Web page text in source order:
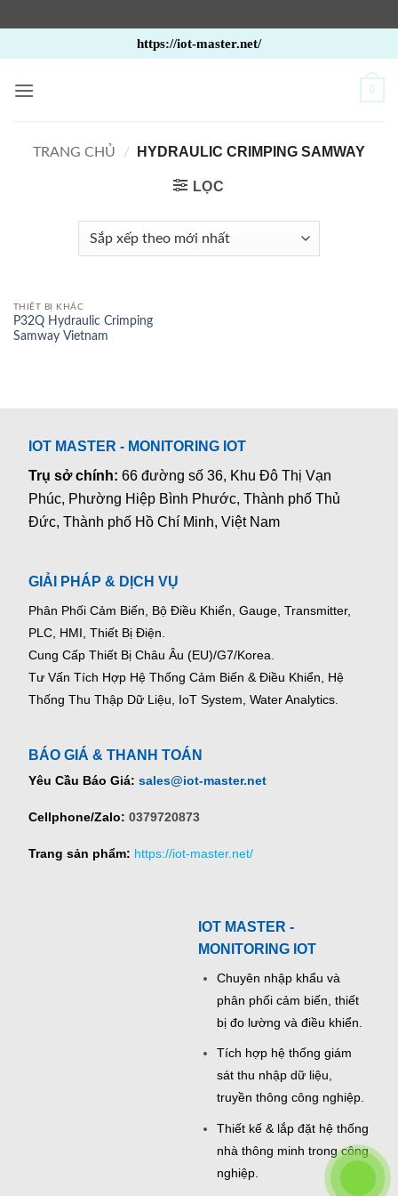
qua
nội
https://iot-master.net/
0
TRANG CHỦ / HYDRAULIC CRIMPING SAMWAY
LỌC
THIẾT BỊ KHÁC
P32Q Hydraulic Crimping
Samway Vietnam
IOT MASTER - MONITORING IOT
Trụ sở chính:66 đường số 36, Khu Đô Thị Vạn
Phúc, Phường Hiệp Bình Phước, Thành phố Thủ
Đức, Thành phố Hồ Chí Minh, Việt Nam
GIẢI PHÁP & DỊCH VỤ
Phân Phối Cảm Biến, Bộ Điều Khiển, Gauge, Transmitter,
PLC, HMI, Thiết Bị Điện.
Cung Cấp Thiết Bị Châu Âu (EU)/G7/Korea.
Tư Vấn Tích Hợp Hệ Thống Cảm Biến & Điều Khiển, Hệ
Thống Thu Thập Dữ Liệu, IoT System, Water Analytics.
BÁO GIÁ & THANH TOÁN
Yêu Cầu Báo Giá: sales@iot-master.net
Cellphone/Zalo: 0379720873
Trang sản phẩm: https://iot-master.net/
IOT MASTER -
MONITORING IOT
Chuyên nhập khẩu và
phân phối cảm biến, thiết
bị đo lường và điều khiển.
Tích hợp hệ thống giám
sát thu nhập dữ liệu,
truyền thông công nghiệp.
Thiết kế & lắp đặt hệ thống
nhà thông minh trong công
nghiệp.